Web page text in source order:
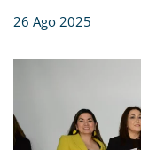
26 Ago 2025